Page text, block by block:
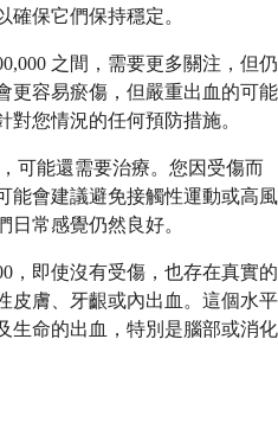
保它們保持穩定。
之間，需要更多關注，但仍
更容易瘀傷，但嚴重出血的可能
您情況的任何預防措施。
可能還需要治療。您因受傷而
能會建議避免接觸性運動或高風
日常感覺仍然良好。
，即使沒有受傷，也存在真實的
皮膚、牙齦或內出血。這個水平
生命的出血，特別是腦部或消化